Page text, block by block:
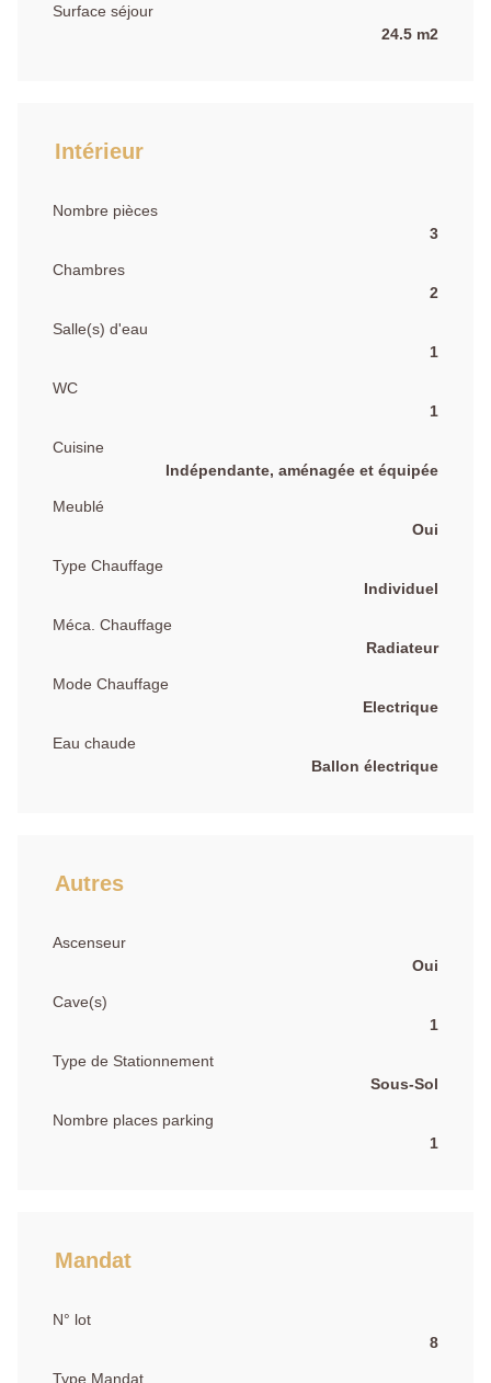
Surface séjour
24.5 m2
Intérieur
Nombre pièces
3
Chambres
2
Salle(s) d'eau
1
WC
1
Cuisine
Indépendante, aménagée et équipée
Meublé
Oui
Type Chauffage
Individuel
Méca. Chauffage
Radiateur
Mode Chauffage
Electrique
Eau chaude
Ballon électrique
Autres
Ascenseur
Oui
Cave(s)
1
Type de Stationnement
Sous-Sol
Nombre places parking
1
Mandat
N° lot
8
Type Mandat